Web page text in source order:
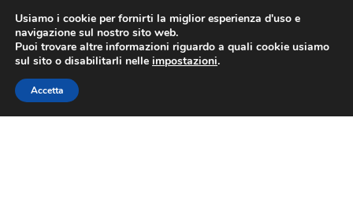
CONSEGNA da 7 EUR
Lun-Ven 9:00 - 16:00/800 580 290
Vai
alla
navigazione
Vai
al
contenuto
Usiamo i cookie per fornirti la miglior esperienza d'uso e
navigazione sul nostro sito web.
Puoi trovare altre informazioni riguardo a quali cookie usiamo
sul sito o disabilitarli nelle impostazioni.
Accetta